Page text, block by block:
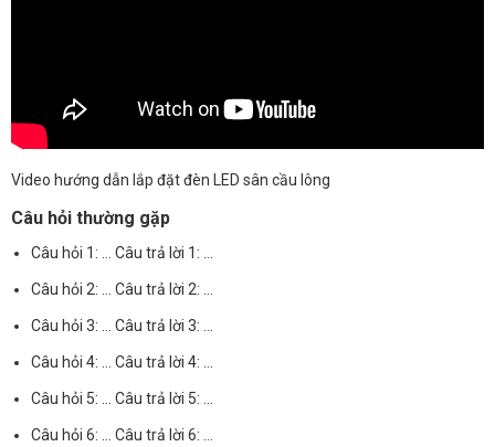
Video hướng dẫn lắp đặt đèn LED sân cầu lông
Câu hỏi thường gặp
Câu hỏi 1: … Câu trả lời 1: …
Câu hỏi 2: … Câu trả lời 2: …
Câu hỏi 3: … Câu trả lời 3: …
Câu hỏi 4: … Câu trả lời 4: …
Câu hỏi 5: … Câu trả lời 5: …
Câu hỏi 6: … Câu trả lời 6: …